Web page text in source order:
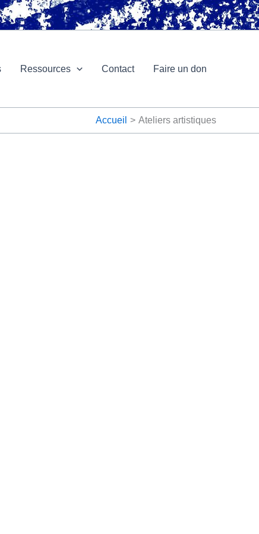
Ressources Contact Faire un don
Accueil Ateliers artistiques